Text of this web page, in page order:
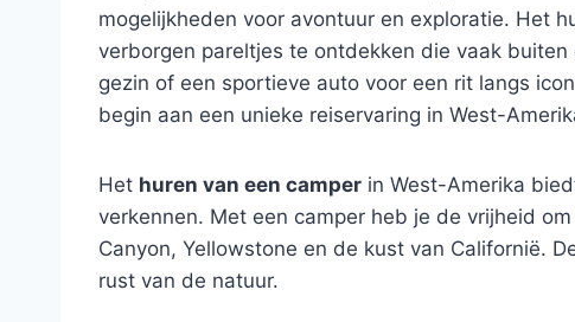
mogelijkheden voor avontuur en exploratie. Het
verborgen pareltjes te ontdekken die vaak
gezin of een sportieve auto voor een rit langs
begin aan een unieke reiservaring in West-
Het huren van een camper in West-Amerika
verkennen. Met een camper heb je de vrijheid om
Canyon, Yellowstone en de kust van Californië.
rust van de natuur.